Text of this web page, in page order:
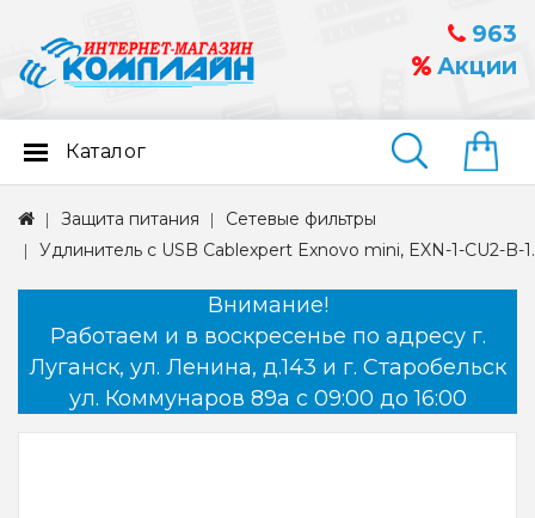
963
Акции
Найти
Каталог
Защита питания
Сетевые фильтры
Удлинитель с USB Cablexpert Exnovo mini, EXN-1-CU2-B-
Внимание!
Работаем и в воскресенье по адресу г.
Луганск, ул. Ленина, д.143 и г. Старобельск
ул. Коммунаров 89а с 09:00 до 16:00